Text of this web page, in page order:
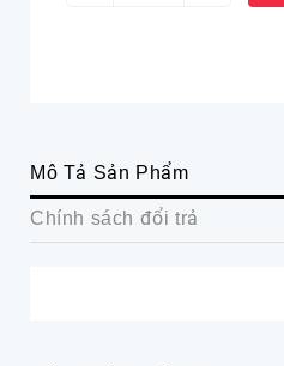
Mô Tả Sản Phẩm
Chính sách đổi trả